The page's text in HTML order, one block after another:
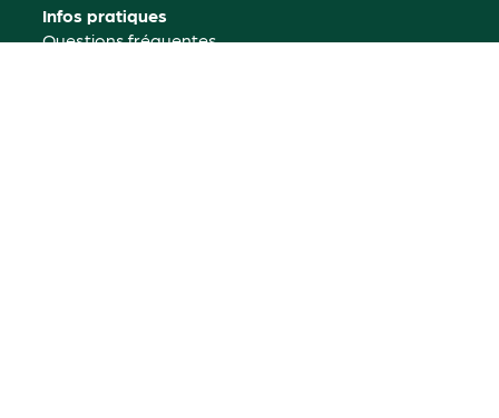
Infos pratiques
Questions fréquentes